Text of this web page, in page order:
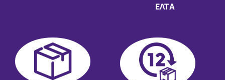
ΕΛΤΑ